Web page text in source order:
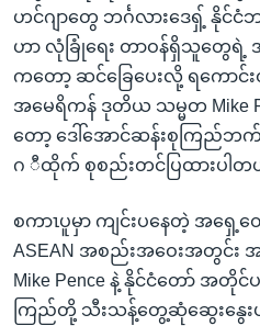
ဟင်ဂျာတွေ ဘင်္ဂလားဒေရှ့် နိုင်
ဟာ လုံခြုံရေး တာဝန်ရှိသူတွေရဲ့
ကတော့ ဆင်ခြေပေးလို့ ရကော
အမေရိကန် ဒုတိယ သမ္မတ Mike
တော့ ဒေါ်အောင်ဆန်းစုကြည်ဘ
ဂ ီထိုက် စုစည်းတင်ပြထားပါတ
စကာၤပူမှာ ကျင်းပနေတဲ့ အရှေ့တ
ASEAN အစည်းအဝေးအတွင်း
Mike Pence နဲ့ နိုင်ငံတော် အတိုင်
ကြည်တို့ သီးသန့်တွေ့ဆုံဆွေးနွေး